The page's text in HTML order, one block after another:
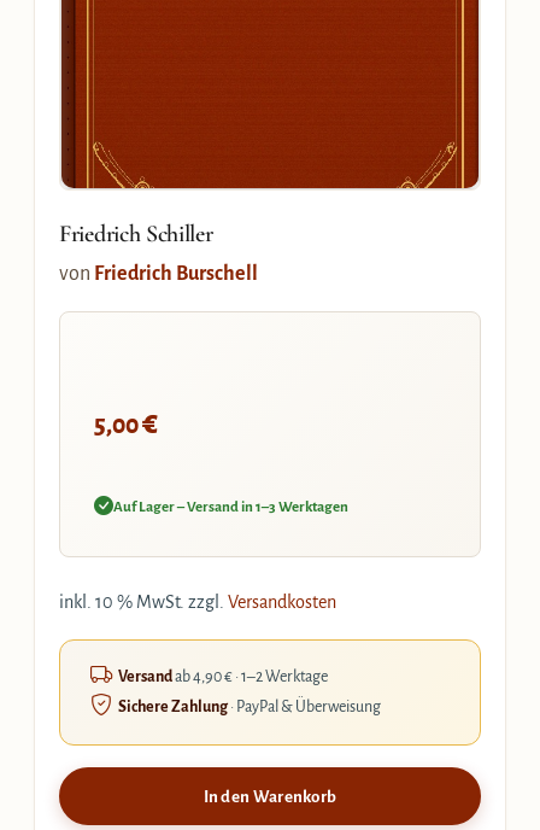
Friedrich Schiller
von Friedrich Burschell
5,00€
Auf Lager – Versand in 1–3 Werktagen
inkl. 10 % MwSt. zzgl. Versandkosten
Versandab 4,90 € · 1–2 Werktage
Sichere Zahlung· PayPal & Überweisung
In den Warenkorb